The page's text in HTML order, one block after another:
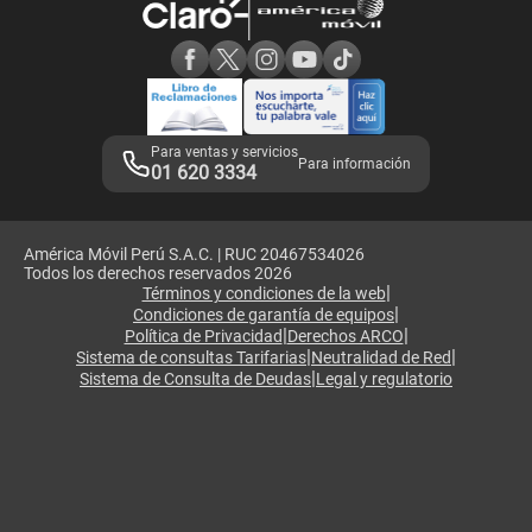
Adquirientes iPhone 6, 6S y SE
Mensaje de Seguridad
Términos y Condiciones de Tienda Claro
Libro de Reclamaciones
Legales de marketplace
Para ventas y servicios
01 620 3334 Para información
América Móvil Perú S.A.C. | RUC 20467534026
Todos los derechos reservados 2026
Términos y condiciones de la web|
Condiciones de garantía de equipos|
Política de Privacidad|Derechos ARCO|
Sistema de consultas Tarifarias|Neutralidad de Red|
Sistema de Consulta de Deudas|Legal y regulatorio